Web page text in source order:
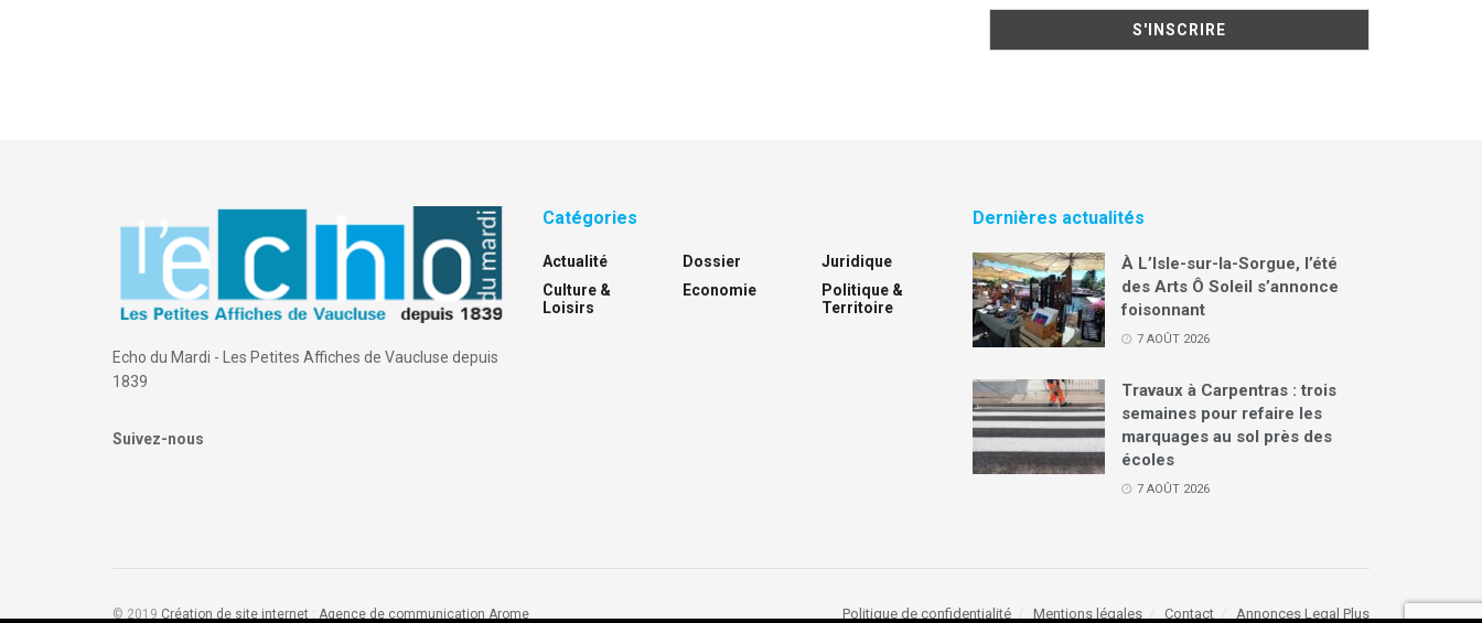
Echo du Mardi - Les Petites Affiches de Vaucluse depuis
1839
Suivez-nous
Catégories
Actualité
Culture &
Loisirs
Dossier
Economie
Juridique
Politique &
Territoire
Dernières actualités
À L’Isle-sur-la-Sorgue, l’été
des Arts Ô Soleil s’annonce
foisonnant
7 AOÛT 2026
Travaux à Carpentras : trois
semaines pour refaire les
marquages au sol près des
écoles
7 AOÛT 2026
Politique de confidentialité Mentions légales Contact Annonces Legal Plus
© 2019 Création de site internet : Agence de communication Arome